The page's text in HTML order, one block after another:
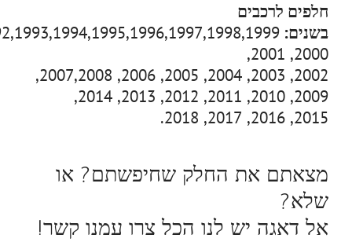
חלפים לרכבים
בשנים:
2000, 2001,
2002, 2003, 2004, 2005, 2006, 2007,2008,
2009, 2010, 2011, 2012, 2013, 2014,
2015, 2016, 2017, 2018.
מצאתם את החלק שחיפשתם? או
שלא?
אל דאגה יש לנו הכל צרו עמנו קשר!